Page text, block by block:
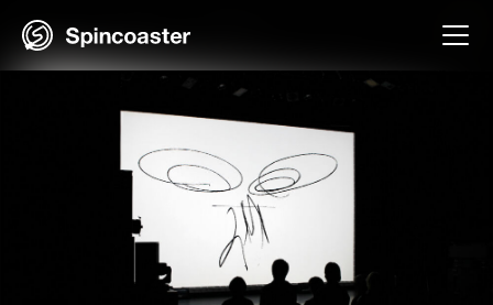
content